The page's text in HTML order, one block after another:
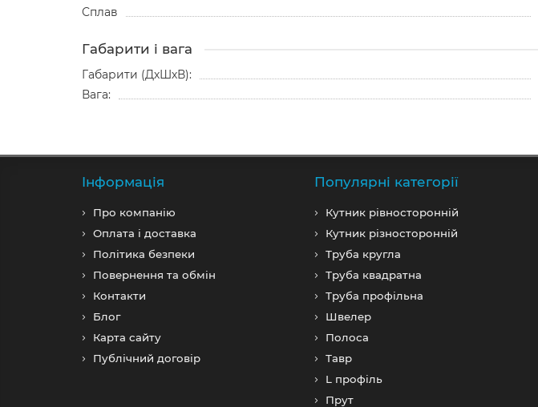
Сплав
Габарити і вага
Габарити (ДхШхВ):
Вага:
Iнформація
Про компанiю
Оплата і доставка
Політика безпеки
Повернення та обмін
Контакти
Блог
Карта сайту
Публічний договір
Популярні категорії
Кутник рівносторонній
Кутник різносторонній
Труба кругла
Труба квадратна
Труба профільна
Швелер
Полоса
Тавр
L профiль
Прут